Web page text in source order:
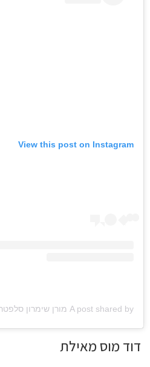
View this post on Instagram
דוד מוס מאילת